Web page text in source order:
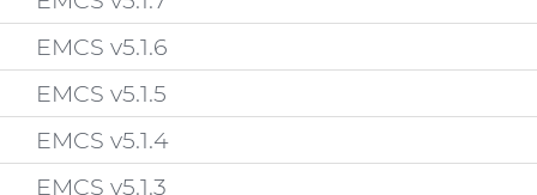
EMCS v5.1.6
EMCS v5.1.5
EMCS v5.1.4
EMCS v5.1.3